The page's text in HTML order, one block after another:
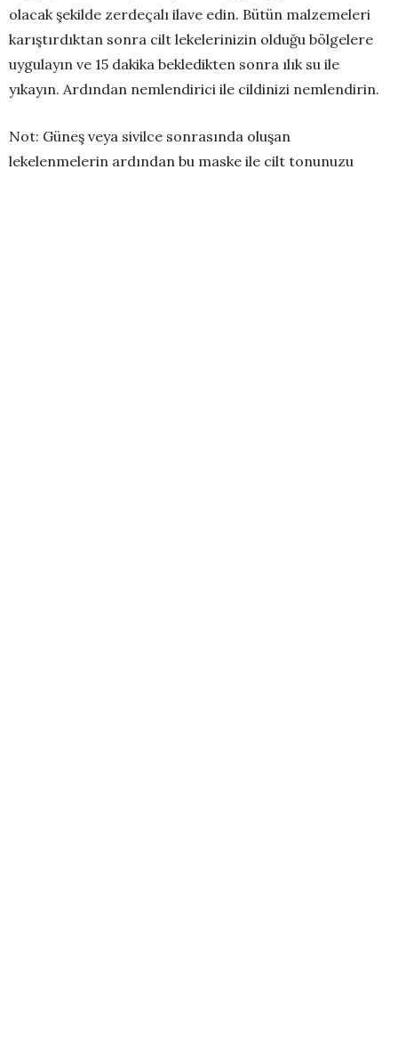
olacak şekilde zerdeçalı ilave edin. Bütün malzemeleri
karıştırdıktan sonra cilt lekelerinizin olduğu bölgelere
uygulayın ve 15 dakika bekledikten sonra ılık su ile
yıkayın. Ardından nemlendirici ile cildinizi nemlendirin.
Not: Güneş veya sivilce sonrasında oluşan
lekelenmelerin ardından bu maske ile cilt tonunuzu